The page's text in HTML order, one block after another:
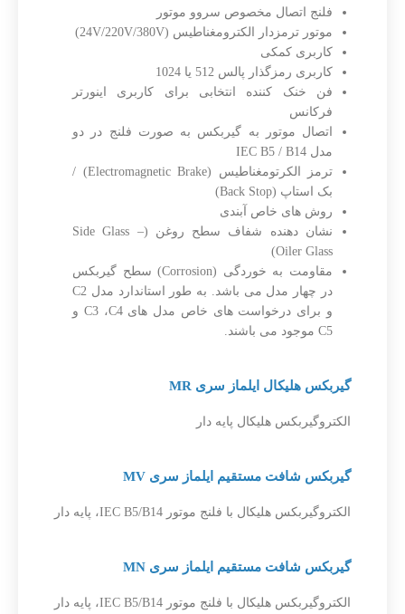
فلنج اتصال مخصوص سروو موتور
موتور ترمزدار الکترومغناطیس (24V/220V/380V)
کاربری کمکی
کاربری رمزگذار پالس 512 یا 1024
فن خنک کننده انتخابی برای کاربری اینورتر
فرکانس
اتصال موتور به گیربکس به صورت فلنج در دو
مدل IEC B5 / B14
ترمز الکرتومغناطیس (Electromagnetic Brake) /
بک استاپ (Back Stop)
روش های خاص آبندی
نشان دهنده شفاف سطح روغن (Side Glass –
Oiler Glass)
مقاومت به خوردگی (Corrosion) سطح گیربکس
در چهار مدل می باشد. به طور استاندارد مدل C2
و برای درخواست های خاص مدل های C3 ،C4 و
C5 موجود می باشند.
گیربکس هلیکال ایلماز سری MR
الکتروگیربکس هلیکال پایه دار
گیربکس شافت مستقیم ایلماز سری MV
الکتروگیربکس هلیکال با فلنج موتور IEC B5/B14، پایه دار
گیربکس شافت مستقیم ایلماز سری MN
الکتروگیربکس هلیکال با فلنج موتور IEC B5/B14، پایه دار